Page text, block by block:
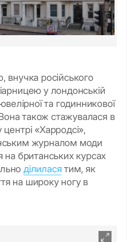
внучка російського
у лондонській
та годинникової
також стажувалася в
«Харродсі»,
журналом моди
на британських курсах
ділилася тим, як
на широку ногу в